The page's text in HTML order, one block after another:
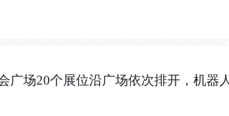
广场20个展位沿广场依次排开，机器